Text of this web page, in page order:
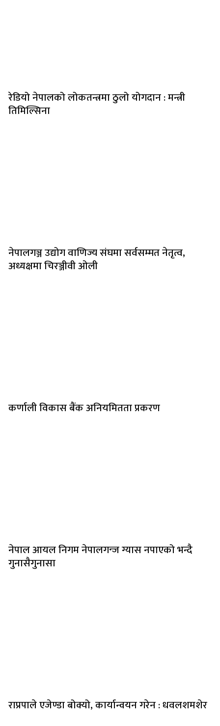
रेडियो नेपालको लोकतन्त्रमा ठुलो योगदान : मन्त्री
तिमिल्सिना
नेपालगञ्ज उद्योग वाणिज्य संघमा सर्वसम्मत नेतृत्व,
अध्यक्षमा चिरञ्जीवी ओली
कर्णाली विकास बैंक अनियमितता प्रकरण
नेपाल आयल निगम नेपालगन्ज ग्यास नपाएको भन्दै
गुनासैगुनासा
राप्रपाले एजेण्डा बोक्यो, कार्यान्वयन गरेन : धवलशमशेर